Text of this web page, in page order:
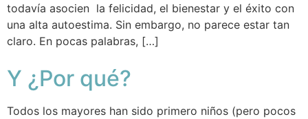
todavía asocien la felicidad, el bienestar y el éxito con
una alta autoestima. Sin embargo, no parece estar tan
claro. En pocas palabras, […]
Y ¿Por qué?
Todos los mayores han sido primero niños (pero pocos